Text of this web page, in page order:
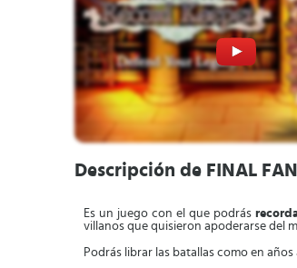
Descripción de FINAL
Es un juego con el que podrás
villanos que quisieron apoderarse del
Podrás librar las batallas como en